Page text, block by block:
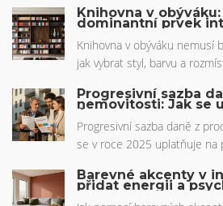
roce 2026.
Knihovna v
dominantní prvek
Knihovna v obýváku nemusí
jak vybrat styl, barvu a
Progresivní sazba
nemovitosti: Jak se
Progresivní sazba daně z
se v roce 2025 uplatňuje na
osvobodíte a jak se můžete
Barevné akcenty v
přidat energii a